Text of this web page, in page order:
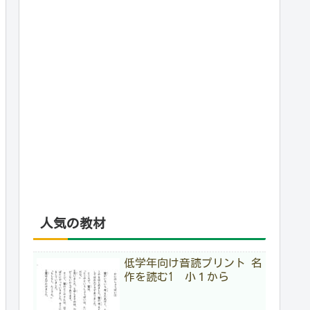
人気の教材
低学年向け音読プリント 名
作を読む1 小１から